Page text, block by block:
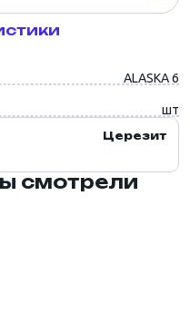
ALASKA 6
шт
Церезит
смотрели